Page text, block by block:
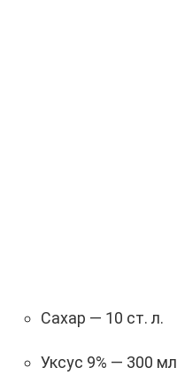
Сахар — 10 ст. л.
Уксус 9% — 300 мл